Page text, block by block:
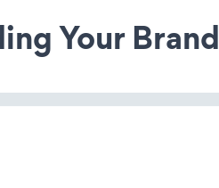
Your Brand